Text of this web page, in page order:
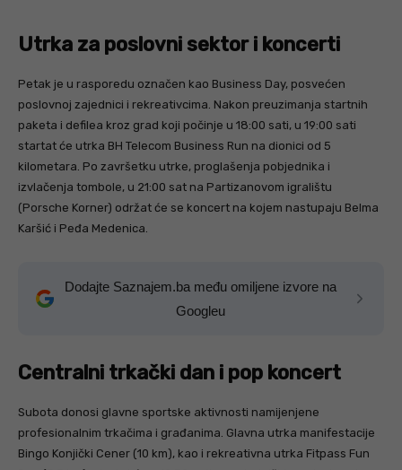
Utrka za poslovni sektor i koncerti
Petak je u rasporedu označen kao Business Day, posvećen
poslovnoj zajednici i rekreativcima. Nakon preuzimanja startnih
paketa i defilea kroz grad koji počinje u 18:00 sati, u 19:00 sati
startat će utrka BH Telecom Business Run na dionici od 5
kilometara. Po završetku utrke, proglašenja pobjednika i
izvlačenja tombole, u 21:00 sat na Partizanovom igralištu
(Porsche Korner) održat će se koncert na kojem nastupaju Belma
Karšić i Peđa Medenica.
Dodajte Saznajem.ba među omiljene izvore na
Googleu
Centralni trkački dan i pop koncert
Subota donosi glavne sportske aktivnosti namijenjene
profesionalnim trkačima i građanima. Glavna utrka manifestacije
Bingo Konjički Cener (10 km), kao i rekreativna utrka Fitpass Fun